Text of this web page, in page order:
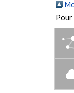
Pour